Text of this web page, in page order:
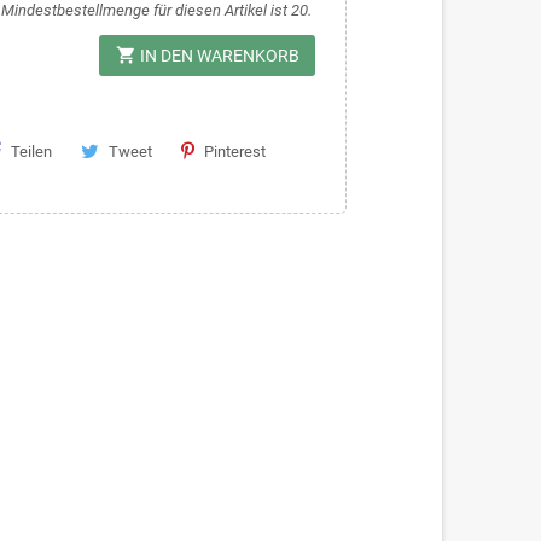
Mindestbestellmenge für diesen Artikel ist 20.
shopping_cart IN DEN WARENKORB
Teilen Tweet Pinterest